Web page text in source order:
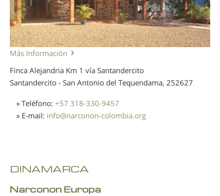
Más Información
Finca Alejandria Km 1 vía Santandercito
Santandercito - San Antonio del Tequendama, 252627
» Teléfono: +57 318-330-9457
» E-mail: info@narconon-colombia.org
DINAMARCA
Narconon Europa